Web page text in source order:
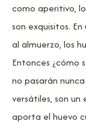
como aperitivo,
son exquisitos.
al almuerzo, los
Entonces ¿cómo
no pasarán
versátiles, son
aporta el huevo